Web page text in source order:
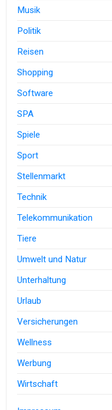
Musik
Politik
Reisen
Shopping
Software
SPA
Spiele
Sport
Stellenmarkt
Technik
Telekommunikation
Tiere
Umwelt und Natur
Unterhaltung
Urlaub
Versicherungen
Wellness
Werbung
Wirtschaft